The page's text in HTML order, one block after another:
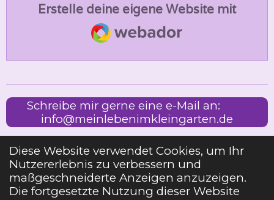
Diese Website verwendet Cookies, um Ihr
Nutzererlebnis zu verbessern und
maßgeschneiderte Anzeigen anzuzeigen.
Die fortgesetzte Nutzung dieser Website
Erstelle deine eigene Website mit
Webador
Schreibe mir gerne eine e-Mail an:
info@meinlebenimkleingarten.de
Impressum